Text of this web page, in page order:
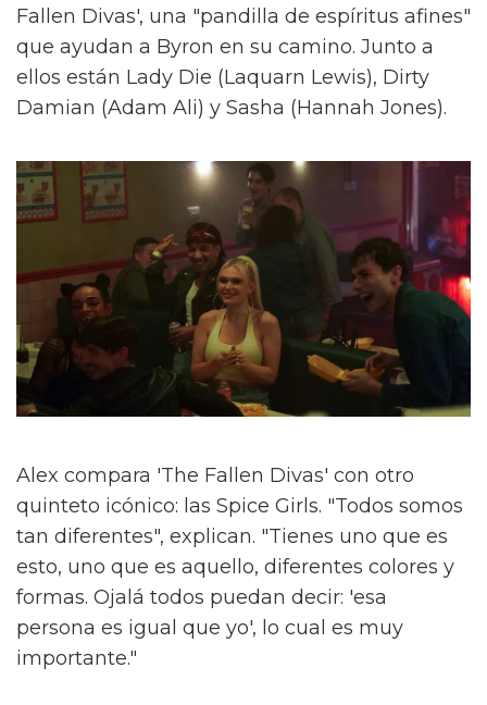
Fallen Divas', una "pandilla de espíritus afines"
que ayudan a Byron en su camino. Junto a
ellos están Lady Die (Laquarn Lewis), Dirty
Damian (Adam Ali) y Sasha (Hannah Jones).
Alex compara 'The Fallen Divas' con otro
quinteto icónico: las Spice Girls. "Todos somos
tan diferentes", explican. "Tienes uno que es
esto, uno que es aquello, diferentes colores y
formas. Ojalá todos puedan decir: 'esa
persona es igual que yo', lo cual es muy
importante."